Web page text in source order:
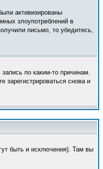
активизированы
злоупотреблений в
письмо, то убедитесь,
по каким-то причинам.
зарегистрироваться снова и
быть и исключения). Там вы